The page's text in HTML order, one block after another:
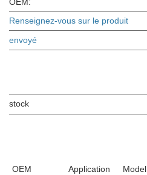
Renseignez-vous sur le produit
envoyé
stock
OEM Application Model